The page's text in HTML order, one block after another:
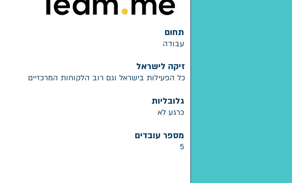
תחום
עבודה
זיקה לישראל
כל הפעילות בישראל וגם רוב הלקוחות המרכזיים
גלובליות
כרגע לא
מספר עובדים
5